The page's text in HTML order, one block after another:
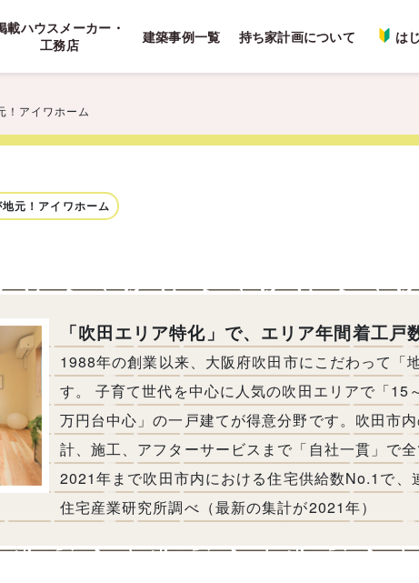
載ハウスメーカー・
工務店
建築事例一覧 持ち家計画について は
！アイワホーム
元！アイワホーム
「吹田エリア特化」で、エリア年間着工戸
1988年の創業以来、大阪府吹田市にこだわって「
す。 子育て世代を中心に人気の吹田エリアで「
万円台中心」の一戸建てが得意分野です。吹田市
計、施工、アフターサービスまで「自社一貫」で
2021年まで吹田市内における住宅供給数No.1で、
住宅産業研究所調べ（最新の集計が2021年）